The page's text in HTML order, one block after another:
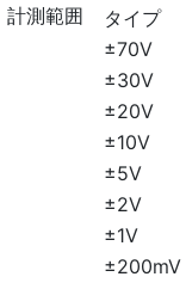
計測範囲
タイプ
±70V
±30V
±20V
±10V
±5V
±2V
±1V
±200mV